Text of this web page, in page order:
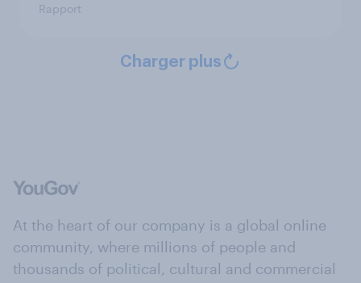
Rapport
Charger plus
At the heart of our company is a global online
community, where millions of people and
thousands of political, cultural and commercial